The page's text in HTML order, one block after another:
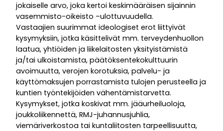
jokaiselle arvo, joka kertoi keskimääräisen sijainnin
vasemmisto-oikeisto –ulottuvuudella.
Vastaajien suurimmat ideologiset erot liittyivät
kysymyksiin, jotka käsittelivät mm. terveydenhuollon
laatua, yhtiöiden ja liikelaitosten yksityistämistä
ja/tai ulkoistamista, päätöksentekokulttuurin
avoimuutta, verojen korotuksia, palvelu- ja
käyttömaksujen porrastamista tulojen perusteella ja
kuntien työntekijöiden vähentämistarvetta.
Kysymykset, jotka koskivat mm. jääurheiluoloja,
joukkoliikennettä, RMJ-juhannusjuhlia,
viemäriverkostoa tai kuntaliitosten tarpeellisuutta,